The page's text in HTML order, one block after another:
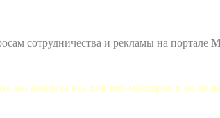
сотрудничества и рекламы на портале
вы найдете все для веб-мастеров и не